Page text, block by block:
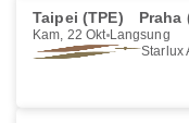
Taipei (TPE) Praha
Kam, 22 Okt Langsung
Starlux